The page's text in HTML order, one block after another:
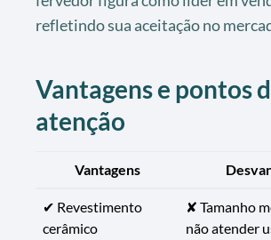
refletindo sua aceitação no
Vantagens e pontos
atenção
Vantagens
✔ Revestimento
cerâmico
✘ Tamanho
não atender